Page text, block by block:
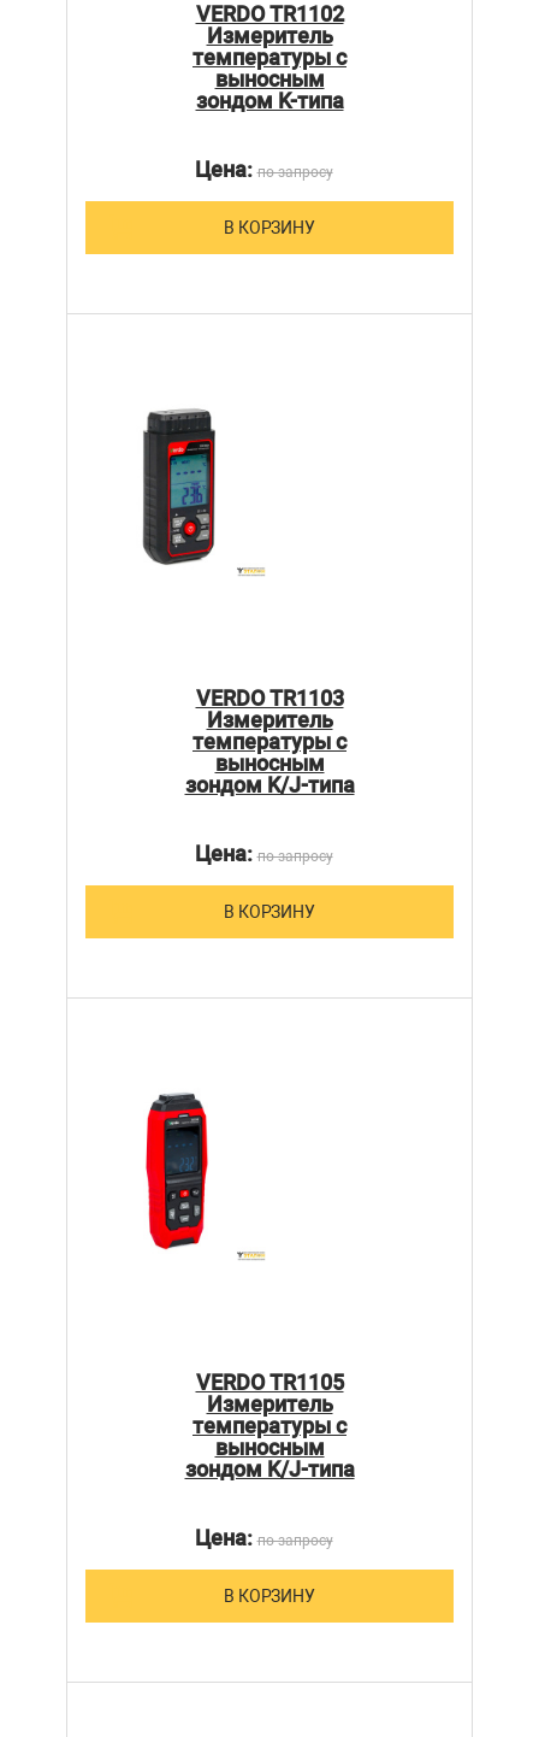
VERDO TR1102
Измеритель
температуры с
выносным
зондом K-типа
Цена:по запросу
В КОРЗИНУ
VERDO TR1103
Измеритель
температуры с
выносным
зондом K/J-типа
Цена:по запросу
В КОРЗИНУ
VERDO TR1105
Измеритель
температуры с
выносным
зондом K/J-типа
Цена:по запросу
В КОРЗИНУ